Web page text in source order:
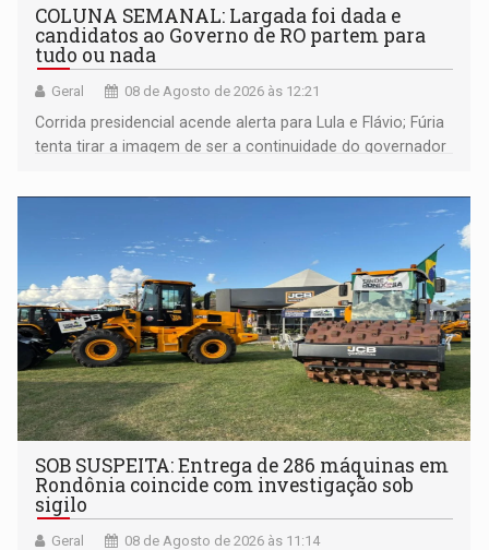
COLUNA SEMANAL: Largada foi dada e
candidatos ao Governo de RO partem para
tudo ou nada
Geral 08 de Agosto de 2026 às 12:21
Corrida presidencial acende alerta para Lula e Flávio; Fúria
tenta tirar a imagem de ser a continuidade do governador
não ter entrado no modo eleição; ABAV faz evento em
SOB SUSPEITA: Entrega de 286 máquinas em
Rondônia coincide com investigação sob
sigilo
Geral 08 de Agosto de 2026 às 11:14